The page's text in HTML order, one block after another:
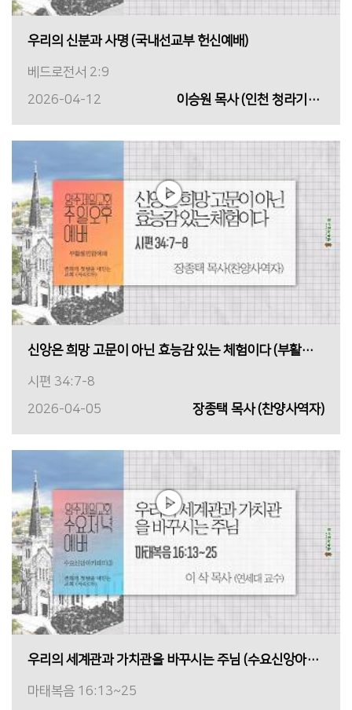
우리의 신분과 사명 (국내선교부 헌신예배)
베드로전서 2:9
2026-04-12
이승원 목사 (인천 청라기쁨의 교회)
신앙은 희망 고문이 아닌 효능감 있는 체험이다 (부활절연합예배)
시편 34:7-8
2026-04-05
장종택 목사 (찬양사역자)
우리의 세계관과 가치관을 바꾸시는 주님 (수요신앙아카데미③)
마태복음 16:13~25